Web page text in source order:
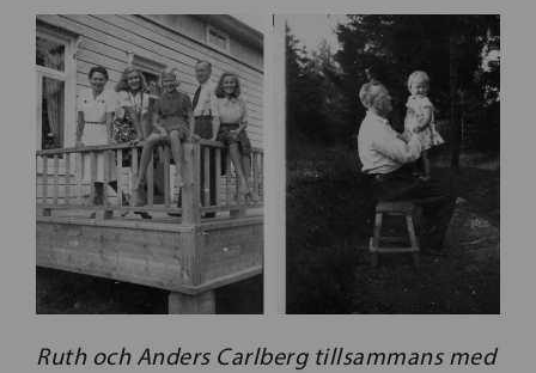
Ruth och Anders Carlberg tillsammans med